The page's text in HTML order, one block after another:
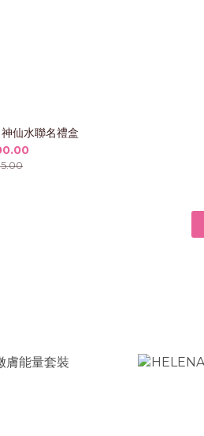
仙水聯名禮盒